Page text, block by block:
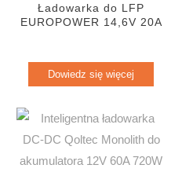
Ładowarka do LFP
EUROPOWER 14,6V 20A
Dowiedz się więcej